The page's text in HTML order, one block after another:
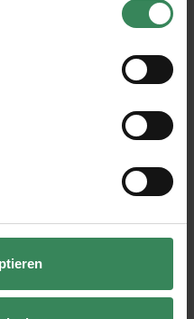
kann jederzeit über den
Fußbereich der Seite
den Empfängern der
Mütze
Strickanleitung